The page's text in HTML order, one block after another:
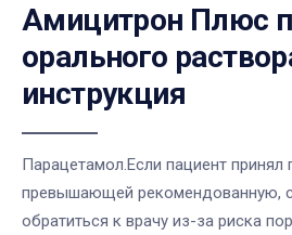
Амицитрон Плюс
орального
инструкция
Парацетамол.Если пациент принял
превышающей рекомендованную,
обратиться к врачу из-за риска